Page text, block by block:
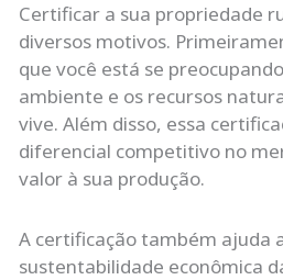
Certificar a sua propriedade
diversos motivos.
que você está se
ambiente e os recursos
vive. Além disso, essa
diferencial competitivo no
valor à sua produção.
A certificação também ajuda
sustentabilidade econômica